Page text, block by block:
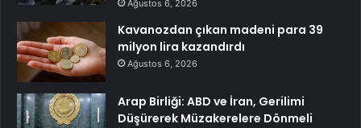
Ağustos 6, 2026
Kavanozdan çıkan madeni para 39
milyon lira kazandırdı
Ağustos 6, 2026
Arap Birliği: ABD ve İran, Gerilimi
Düşürerek Müzakerelere Dönmeli